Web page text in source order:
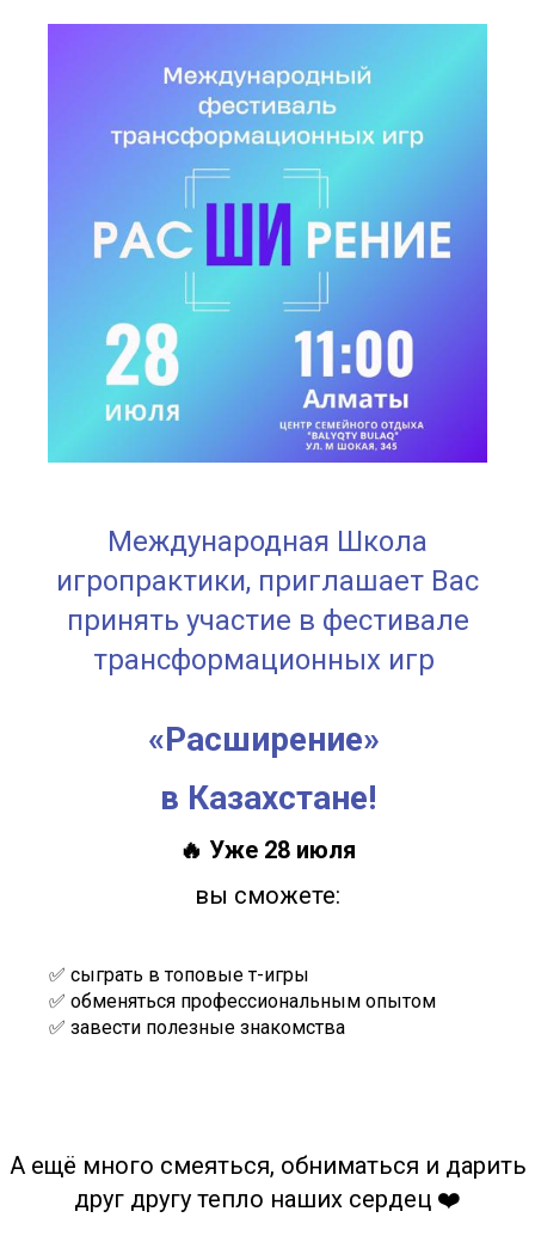
Международная Школа
игропрактики, приглашает Вас
принять участие в фестивале
трансформационных игр
«Расширение»
в Казахстане!
🔥 Уже 28 июля
вы сможете:
✅ сыграть в топовые т-игры
✅ обменяться профессиональным опытом
✅ завести полезные знакомства
А ещё много смеяться, обниматься и дарить
друг другу тепло наших сердец ❤️